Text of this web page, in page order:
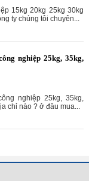
15kg 20kg 25kg 30kg
ty chúng tôi chuyên...
nghiệp 25kg, 35kg,
nghiệp 25kg, 35kg,
chỉ nào ? ở đâu mua...